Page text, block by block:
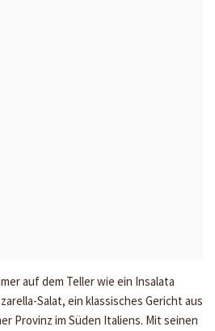
auf dem Teller wie ein Insalata
Salat, ein klassisches Gericht aus
Provinz im Süden Italiens. Mit seinen